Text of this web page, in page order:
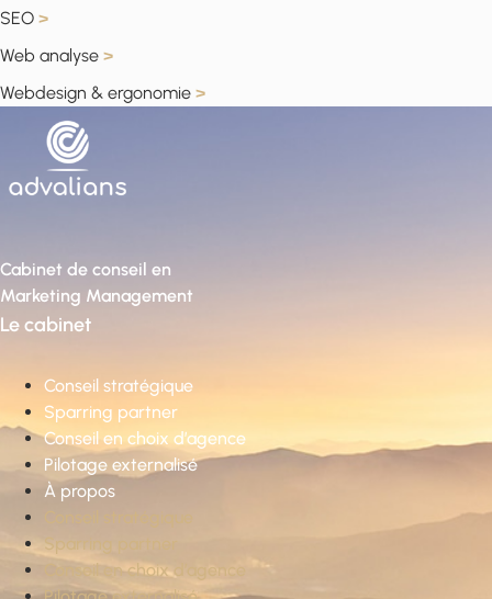
SEO >
Web analyse >
Webdesign & ergonomie >
Cabinet de conseil en
Marketing Management
Le cabinet
Conseil stratégique
Sparring partner
Conseil en choix d’agence
Pilotage externalisé
À propos
Sparring partner
Conseil en choix d’agence